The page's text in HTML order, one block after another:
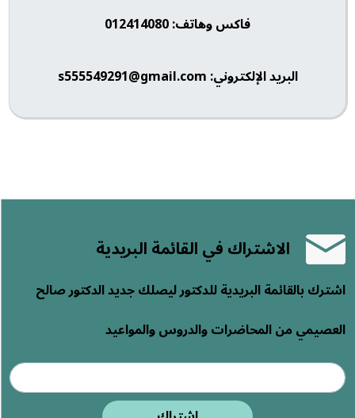
فاكس وهاتف: 012414080
البريد الإلكتروني: s555549291@gmail.com
الاشتراك في القائمة البريدية
اشترك بالقائمة البريدية للدكتور ليصلك جديد الدكتور صالح
العصيمي من المحاضرات والدروس والمواعيد